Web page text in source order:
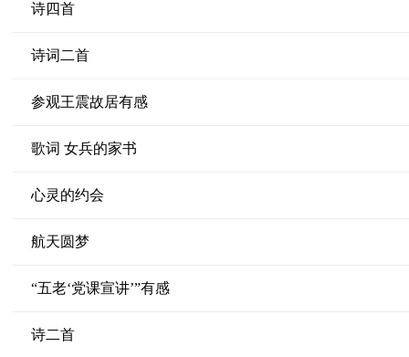
诗四首
诗词二首
参观王震故居有感
歌词 女兵的家书
心灵的约会
航天圆梦
“五老‘党课宣讲’”有感
诗二首